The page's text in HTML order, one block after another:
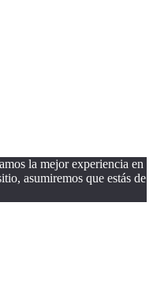
la mejor experiencia en
asumiremos que estás de